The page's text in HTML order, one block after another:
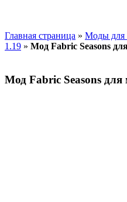
Главная страница » Моды для
1.19 » Мод Fabric Seasons
Мод Fabric Seasons